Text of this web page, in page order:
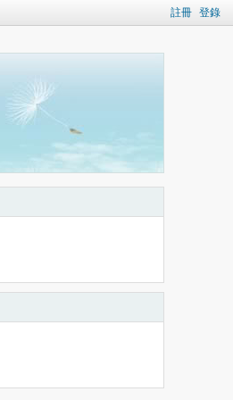
註冊 登錄